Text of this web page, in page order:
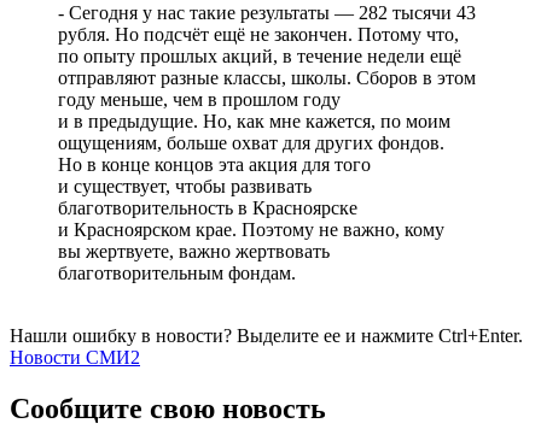
- Сегодня у нас такие результаты — 282 тысячи 43
рубля. Но подсчёт ещё не закончен. Потому что,
по опыту прошлых акций, в течение недели ещё
отправляют разные классы, школы. Сборов в этом
году меньше, чем в прошлом году
и в предыдущие. Но, как мне кажется, по моим
ощущениям, больше охват для других фондов.
Но в конце концов эта акция для того
и существует, чтобы развивать
благотворительность в Красноярске
и Красноярском крае. Поэтому не важно, кому
вы жертвуете, важно жертвовать
благотворительным фондам.
Нашли ошибку в новости? Выделите ее и нажмите Ctrl+Enter.
Новости СМИ2
Сообщите свою новость